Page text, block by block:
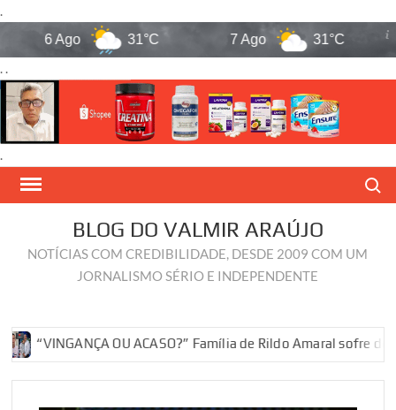
.
6 Ago 31°C 7 Ago 31°C
. .
.
Skip
BLOG DO VALMIR ARAÚJO
NOTÍCIAS COM CREDIBILIDADE, DESDE 2009 COM UM
JORNALISMO SÉRIO E INDEPENDENTE
“VINGANÇA OU ACASO?” Família de Rildo Amaral sofre